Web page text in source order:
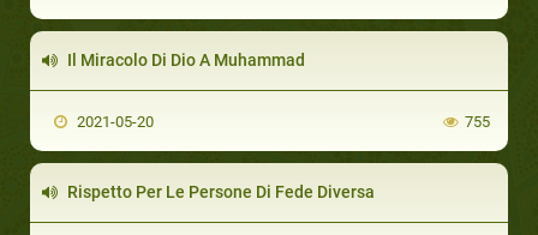
Il Miracolo Di Dio A Muhammad
2021-05-20 755
Rispetto Per Le Persone Di Fede Diversa